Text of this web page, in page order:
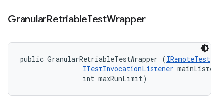
GranularRetriableTestWrapper
public GranularRetriableTestWrapper (IRemoteTest
ITestInvocationListener
                int maxRunLimit)